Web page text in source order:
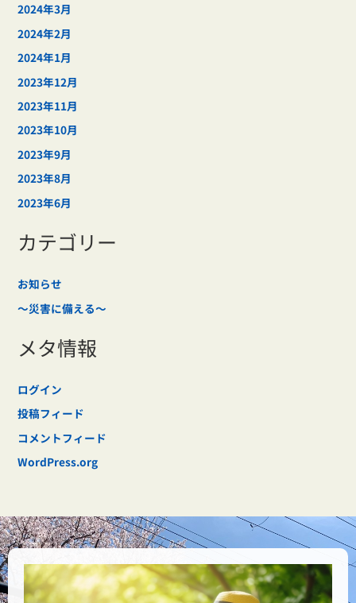
2024年3月
2024年2月
2024年1月
2023年12月
2023年11月
2023年10月
2023年9月
2023年8月
2023年6月
カテゴリー
お知らせ
～災害に備える～
メタ情報
ログイン
投稿フィード
コメントフィード
WordPress.org